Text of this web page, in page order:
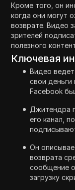
Кроме того, он
когда они могут
возврате. Видео
зрителей
полезного
Ключевая
Видео
свои деньги
Facebook
Джитендра
его канал,
Он
возврата
сообщение
загрузку